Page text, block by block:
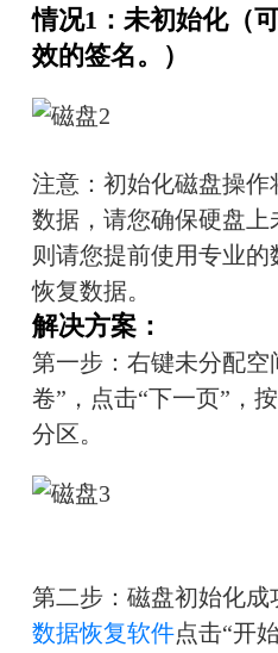
情况1：未初始化（
效的签名。）
注意：初始化磁盘操
数据，请您确保硬盘
则请您提前使用专业
恢复数据。
解决方案：
第一步：右键未分配空
卷”，点击“下一页”，
分区。
第二步：磁盘初始化成
数据恢复软件点击“开